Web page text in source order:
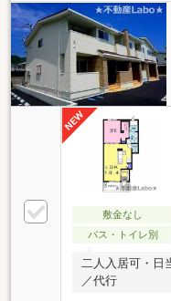
敷金なし
バス・トイレ別
二人入居可・日
／代行